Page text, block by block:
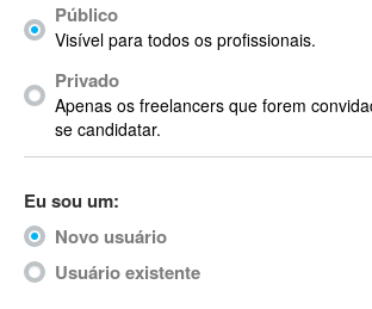
ACPI
Acrobat
Acrobat X
Acronis
ACT
Actimize
ActionScript
ActionScript 3
Público
Visível para todos os profissionais.
Privado
Apenas os freelancers que forem
se candidatar.
Eu sou um:
Novo usuário
Usuário existente